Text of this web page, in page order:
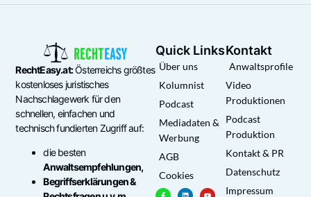
RechtEasy.at:Österreichs größtes
kostenloses juristisches
Nachschlagewerk für den
schnellen, einfachen und
technisch fundierten Zugriff auf:
die besten
Anwaltsempfehlungen,
Begriffserklärungen &
Quick Links
Über uns
Kolumnist
Podcast
Mediadaten &
Werbung
AGB
Cookies
Kontakt
Anwaltsprofile
Video
Produktionen
Podcast
Produktion
Kontakt & PR
Datenschutz
Impressum